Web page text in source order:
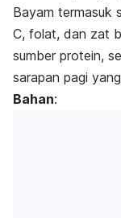
Bayam termasuk
C, folat, dan zat
sumber protein,
sarapan pagi
Bahan: